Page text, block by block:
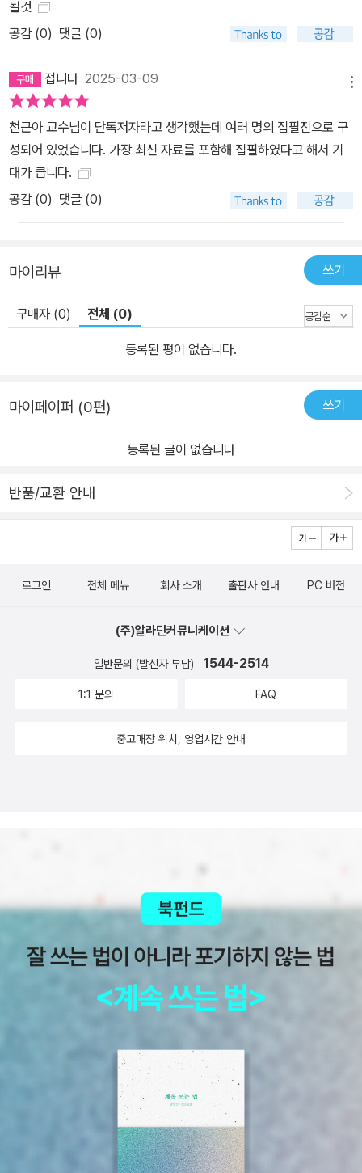
될것
공감 (0) 댓글 (0)
접니다 2025-03-09
천근아 교수님이 단독저자라고 생각했는데 여러 명의 집필진으로 구
성되어 있었습니다. 가장 최신 자료를 포함해 집필하였다고 해서 기
대가 큽니다.
공감 (0) 댓글 (0)
마이리뷰 쓰기
구매자 (0) 전체 (0)
등록된 평이 없습니다.
마이페이퍼 (0편) 쓰기
등록된 글이 없습니다
반품/교환 안내
로그인 전체 메뉴 회사 소개 출판사 안내 PC 버전
(주)알라딘커뮤니케이션
일반문의 (발신자 부담) 1544-2514
1:1 문의 FAQ
중고매장 위치, 영업시간 안내